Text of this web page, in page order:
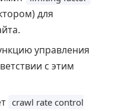
для
управления
с этим
crawl rate control